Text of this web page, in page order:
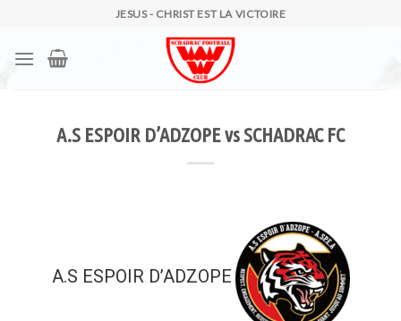
content
JESUS - CHRIST EST LA VICTOIRE
A.S ESPOIR D’ADZOPE vs SCHADRAC FC
A.S ESPOIR D’ADZOPE